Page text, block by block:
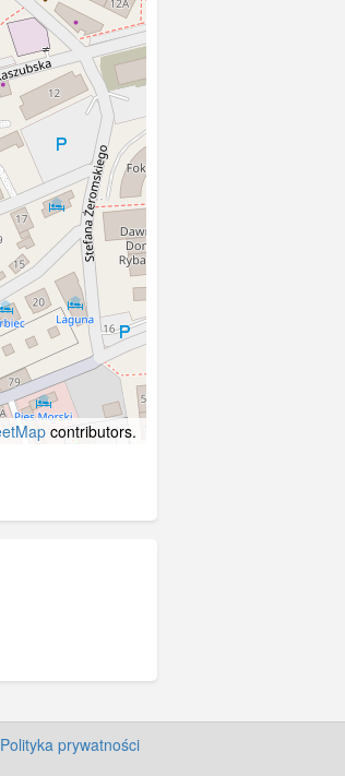
contributors.
Polityka prywatności